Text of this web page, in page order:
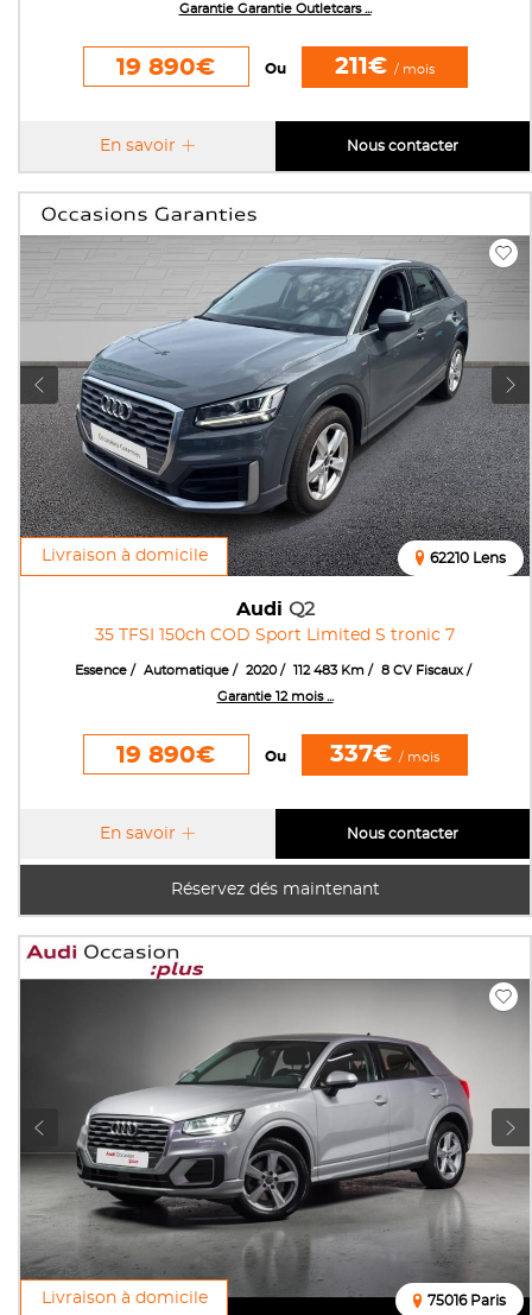
Garantie Garantie Outletcars ...
19 890€ Ou 211€ / mois
En savoir Nous contacter
Livraison à domicile
Audi Q2
35 TFSI 150ch COD Sport Limited S tronic 7
62210 Lens
Essence Automatique 2020 112 483 Km
8 CV Fiscaux
Garantie 12 mois ...
19 890€ Ou 337€ / mois
Réservez dés maintenant
En savoir Nous contacter
Livraison à domicile 75016 Paris